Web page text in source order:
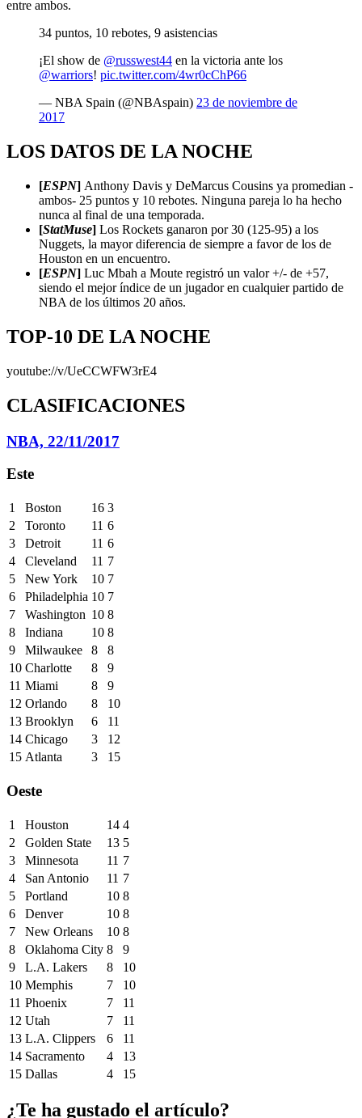
entre ambos.
34 puntos, 10 rebotes, 9 asistencias
¡El show de @russwest44 en la victoria ante los
@warriors! pic.twitter.com/4wr0cChP66
— NBA Spain (@NBAspain) 23 de noviembre de
2017
LOS DATOS DE LA NOCHE
[ESPN] Anthony Davis y DeMarcus Cousins ya promedian -
ambos- 25 puntos y 10 rebotes. Ninguna pareja lo ha hecho
nunca al final de una temporada.
[StatMuse] Los Rockets ganaron por 30 (125-95) a los
Nuggets, la mayor diferencia de siempre a favor de los de
Houston en un encuentro.
[ESPN] Luc Mbah a Moute registró un valor +/- de +57,
siendo el mejor índice de un jugador en cualquier partido de
NBA de los últimos 20 años.
TOP-10 DE LA NOCHE
youtube://v/UeCCWFW3rE4
CLASIFICACIONES
NBA, 22/11/2017
Este
1 Boston 16 3
2
Toronto 11 6
3
Detroit 11 6
4
Cleveland 11 7
5
New York 10 7
6
Philadelphia 10 7
7
Washington 10 8
8
Indiana 10 8
9
Milwaukee 8
8
10 Charlotte 8
9
11 Miami 8
9
12 Orlando 8
10
13 Brooklyn 6
11
14 Chicago 3
12
15 Atlanta 3 15
Oeste
1 Houston 14 4
2
Golden State 13 5
3
Minnesota 11 7
4
San Antonio 11 7
5
Portland 10 8
6
Denver 10 8
7
New Orleans 10 8
8
Oklahoma City 8
9
9
L.A. Lakers 8
10
10 Memphis 7
10
11 Phoenix 7
11
12 Utah 7
11
13 L.A. Clippers 6
11
14 Sacramento 4
13
15 Dallas 4 15
¿Te ha gustado el artículo?